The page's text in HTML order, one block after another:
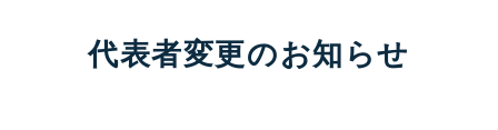
代表者変更のお知らせ